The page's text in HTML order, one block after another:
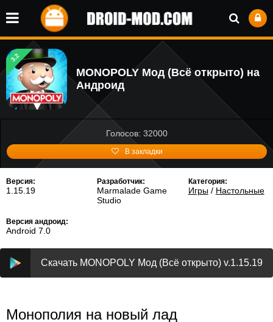
3.2
MONOPOLY Мод (Всё открыто) на
Андроид
Голосов: 32000
В закладки
Версия:
1.15.19
Разработчик:
Marmalade Game
Studio
Категория:
Игры/ Настольные
Версия андроид:
Android 7.0
Скачать MONOPOLY Мод (Всё открыто) v.1.15.19
Монополия на новый лад